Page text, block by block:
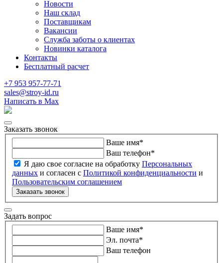
Новости
Наш склад
Поставщикам
Вакансии
Служба заботы о клиентах
Новинки каталога
Контакты
Бесплатный расчет
+7 953 957-77-71
sales@stroy-id.ru
Написать в Max
Заказать звонок
Ваше имя*
Ваш телефон*
Я даю свое согласие на обработку Персональных
данных и согласен с Политикой конфиденциальности и
Пользовательским соглашением
Заказать звонок
Задать вопрос
Ваше имя*
Эл. почта*
Ваш телефон